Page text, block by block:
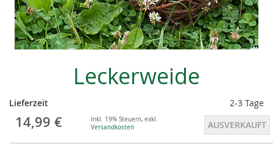
Leckerweide
Lieferzeit 2-3 Tage
14,99 € Inkl. 19% Steuern, exkl.
Versandkosten
AUSVERKAUFT
beginning
of
the
gallery